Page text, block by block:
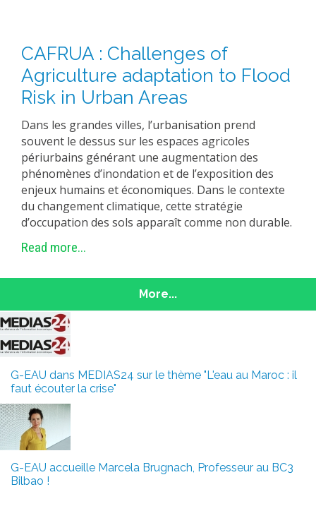
CAFRUA : Challenges of
Agriculture adaptation to Flood
Risk in Urban Areas
Dans les grandes villes, l’urbanisation prend
souvent le dessus sur les espaces agricoles
périurbains générant une augmentation des
phénomènes d’inondation et de l’exposition des
enjeux humains et économiques. Dans le contexte
du changement climatique, cette stratégie
d’occupation des sols apparaît comme non durable.
Read more...
More...
G-EAU dans MEDIAS24 sur le thème "L'eau au Maroc : il
faut écouter la crise"
G-EAU accueille Marcela Brugnach, Professeur au BC3
Bilbao !